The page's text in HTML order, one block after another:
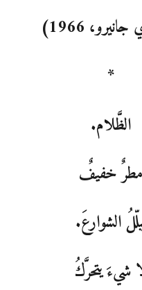
1966)
*
الظَّلام.
مطرٌ خفيفٌ
الشوارعَ.
شيءَ يتحرَّكُ